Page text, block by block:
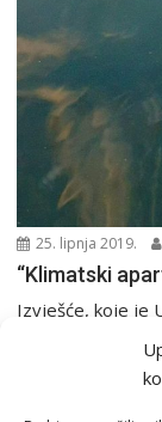
25. lipnja 2019.
“Klimatski
Izvješće, koje je
njegov posebni